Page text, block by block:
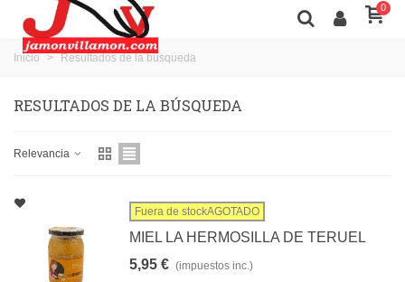
0
Inicio > Resultados de la búsqueda
RESULTADOS DE LA BÚSQUEDA
Relevancia
Fuera de stockAGOTADO
MIEL LA HERMOSILLA DE TERUEL
5,95 € (impuestos inc.)